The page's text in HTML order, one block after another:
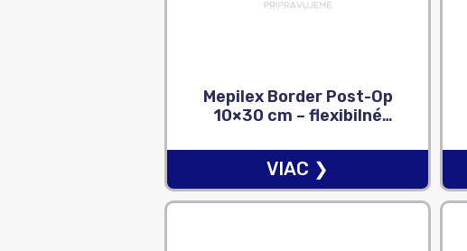
Mepilex Border Post-Op
10×30 cm – flexibilné
krytie na rany 1×10 ks
VIAC ❯